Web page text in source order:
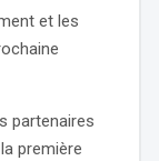
et les
partenaires
première